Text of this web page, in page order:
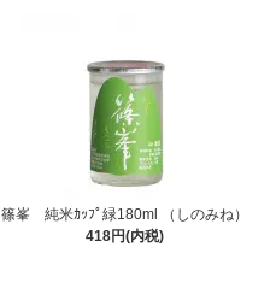
篠峯 純米ｶｯﾌﾟ緑180ml （しのみね）
418円(内税)